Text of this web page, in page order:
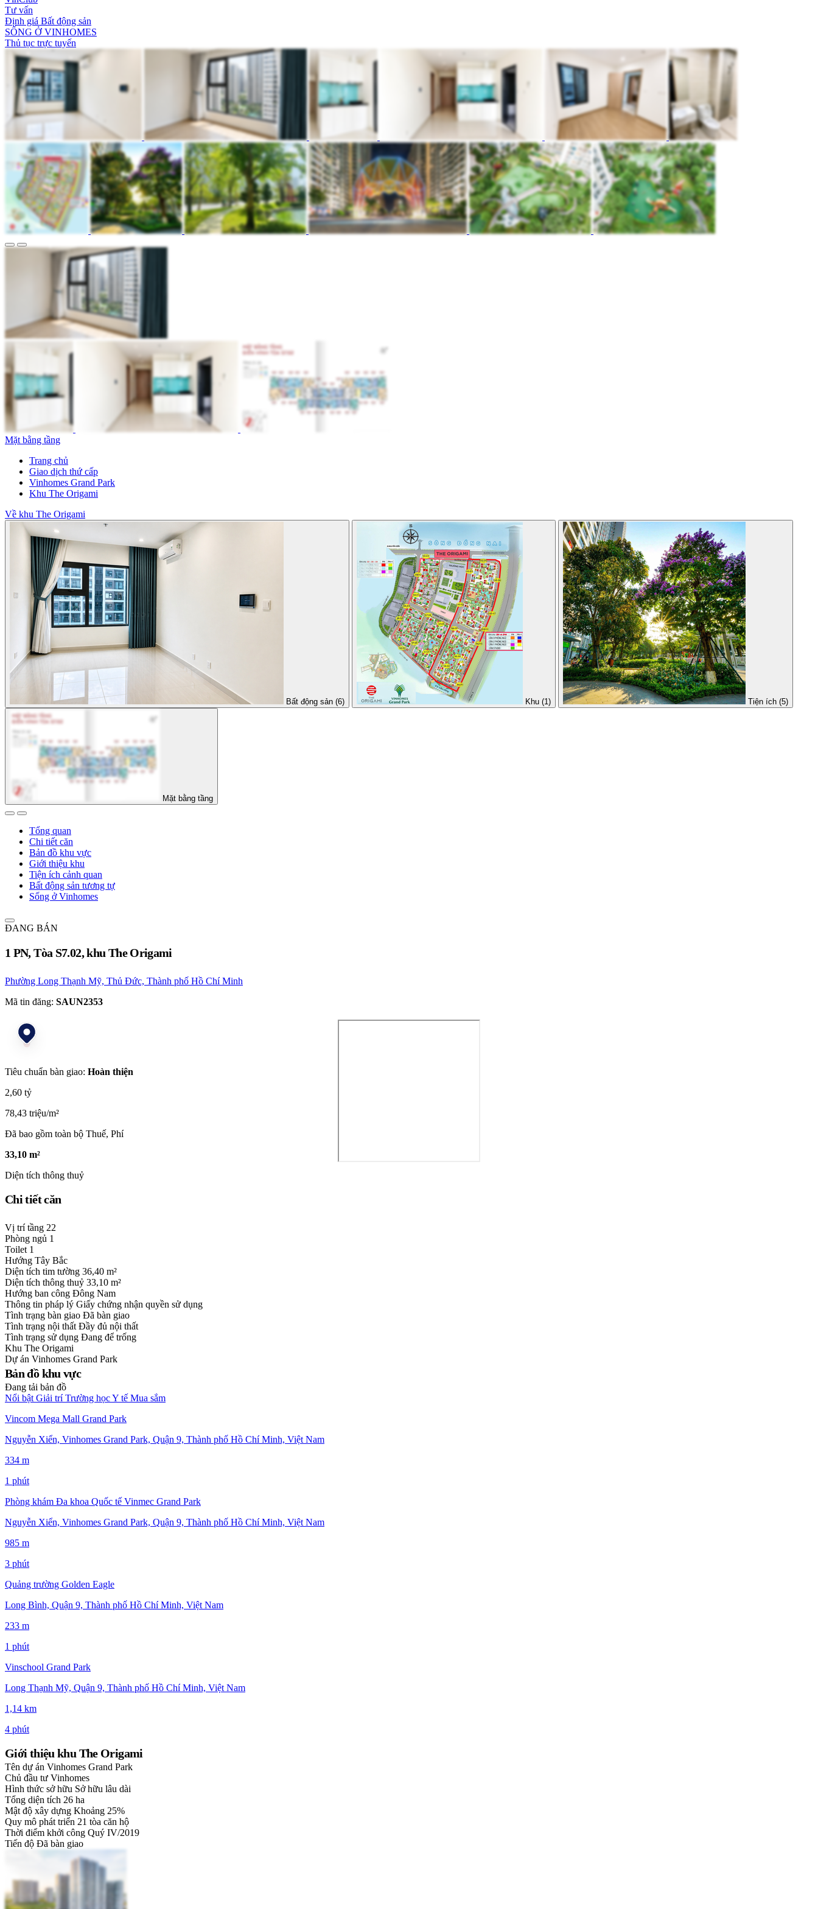
Tư vấn
Định giá Bất động sản
SỐNG Ở VINHOMES
Thủ tục trực tuyến
Mặt bằng tầng
Trang chủ
Giao dịch thứ cấp
Vinhomes Grand Park
Khu The Origami
Về khu The Origami
Bất động sản (6) Khu (1) Tiện ích (5)
Mặt bằng tầng
Tổng quan
Chi tiết căn
Bản đồ khu vực
Giới thiệu khu
Tiện ích cảnh quan
Bất động sản tương tự
Sống ở Vinhomes
ĐANG BÁN
1 PN, Tòa S7.02, khu The Origami
Phường Long Thạnh Mỹ, Thủ Đức, Thành phố Hồ Chí Minh
Mã tin đăng: SAUN2353
Tiêu chuẩn bàn giao: Hoàn thiện
2,60 tỷ
78,43 triệu/m²
Đã bao gồm toàn bộ Thuế, Phí
33,10 m²
Diện tích thông thuỷ
Chi tiết căn
Vị trí tầng 22
Phòng ngủ 1
Toilet 1
Hướng Tây Bắc
Diện tích tim tường 36,40 m²
Diện tích thông thuỷ 33,10 m²
Hướng ban công Đông Nam
Thông tin pháp lý Giấy chứng nhận quyền sử dụng
Tình trạng bàn giao Đã bàn giao
Tình trạng nội thất Đầy đủ nội thất
Tình trạng sử dụng Đang để trống
Khu The Origami
Dự án Vinhomes Grand Park
Bản đồ khu vực
Đang tải bản đồ
Nổi bật Giải trí Trường họcY tế Mua sắm
Vincom Mega Mall Grand Park
Nguyễn Xiển, Vinhomes Grand Park, Quận 9, Thành phố Hồ Chí Minh, Việt Nam
334 m
1 phút
Phòng khám Đa khoa Quốc tế Vinmec Grand Park
Nguyễn Xiển, Vinhomes Grand Park, Quận 9, Thành phố Hồ Chí Minh, Việt Nam
985 m
3 phút
Quảng trường Golden Eagle
Long Bình, Quận 9, Thành phố Hồ Chí Minh, Việt Nam
233 m
1 phút
Vinschool Grand Park
Long Thạnh Mỹ, Quận 9, Thành phố Hồ Chí Minh, Việt Nam
1,14 km
4 phút
Giới thiệu khu The Origami
Tên dự án Vinhomes Grand Park
Chủ đầu tư Vinhomes
Hình thức sở hữu Sở hữu lâu dài
Tổng diện tích 26 ha
Mật độ xây dựng Khoảng 25%
Quy mô phát triển 21 tòa căn hộ
Thời điểm khởi công Quý IV/2019
Tiến độ Đã bàn giao